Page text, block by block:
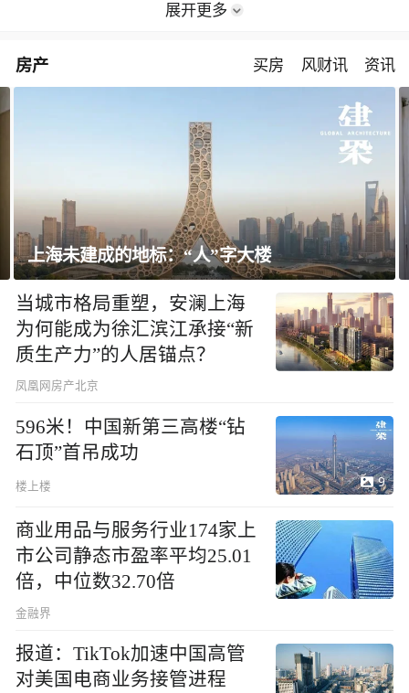
展开更多
房产 买房 风财讯 资讯
飘窗竟然能变身全屋C位 都后悔没早知道！
当城市格局重塑，安澜上海
为何能成为徐汇滨江承接“新
质生产力”的人居锚点？
凤凰网房产北京
596米！中国新第三高楼“钻
石顶”首吊成功
楼上楼 9
商业用品与服务行业174家上
市公司静态市盈率平均25.01
倍，中位数32.70倍
金融界
报道：TikTok加速中国高管
对美国电商业务接管进程